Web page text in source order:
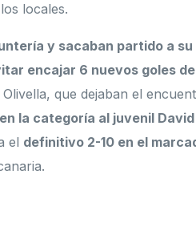
locales.
y sacaban partido a
encajar 6 nuevos goles
que dejaban el
la categoría al juvenil David
el definitivo 2-10 en el